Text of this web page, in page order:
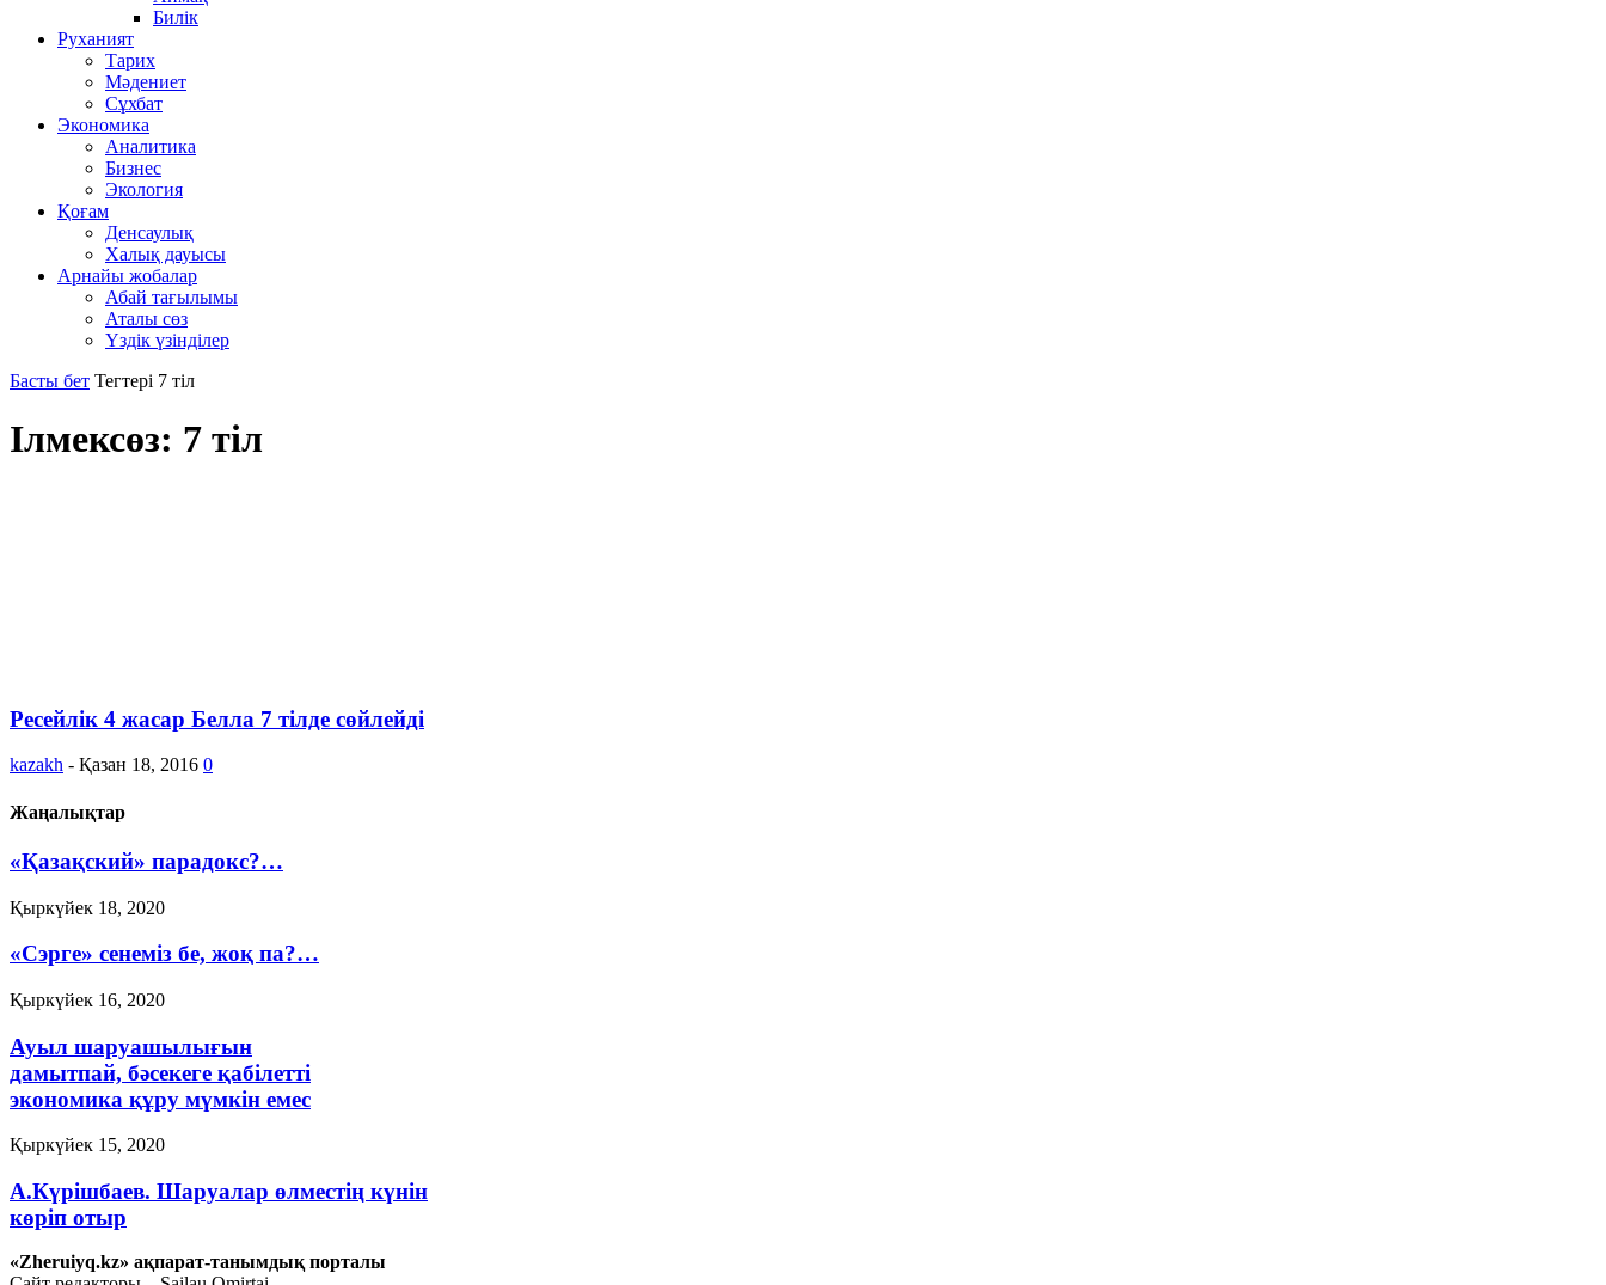
Билік
Руханият
Тарих
Мәдениет
Сұхбат
Экономика
Аналитика
Бизнес
Экология
Қоғам
Денсаулық
Халық дауысы
Арнайы жобалар
Абай тағылымы
Аталы сөз
Үздік үзінділер
Басты бет Тегтері 7 тіл
Ілмексөз: 7 тіл
Ресейлік 4 жасар Белла 7 тілде сөйлейді
kazakh - Қазан 18, 2016 0
Жаңалықтар
«Қазақский» парадокс?…
Қыркүйек 18, 2020
«Сэрге» сенеміз бе, жоқ па?…
Қыркүйек 16, 2020
Ауыл шаруашылығын
дамытпай, бәсекеге қабілетті
экономика құру мүмкін емес
Қыркүйек 15, 2020
А.Күрішбаев. Шаруалар өлместің күнін
көріп отыр
Қыркүйек 14, 2020
«Zheruiyq.kz» ақпарат-танымдық порталы